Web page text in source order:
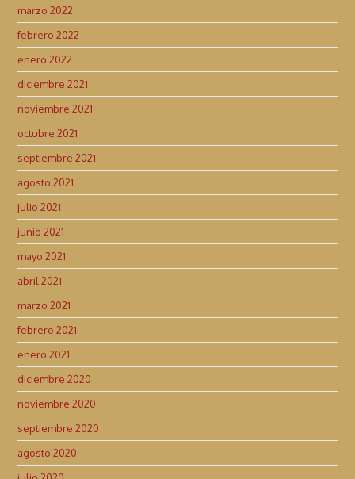
marzo 2022
febrero 2022
enero 2022
diciembre 2021
noviembre 2021
octubre 2021
septiembre 2021
agosto 2021
julio 2021
junio 2021
mayo 2021
abril 2021
marzo 2021
febrero 2021
enero 2021
diciembre 2020
noviembre 2020
septiembre 2020
agosto 2020